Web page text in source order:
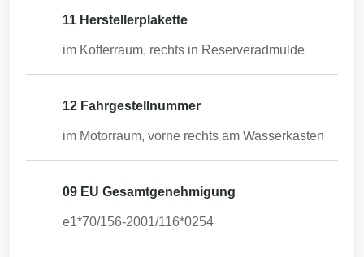
11 Herstellerplakette
im Kofferraum, rechts in Reserveradmulde
12 Fahrgestellnummer
im Motorraum, vorne rechts am Wasserkasten
09 EU Gesamtgenehmigung
e1*70/156-2001/116*0254